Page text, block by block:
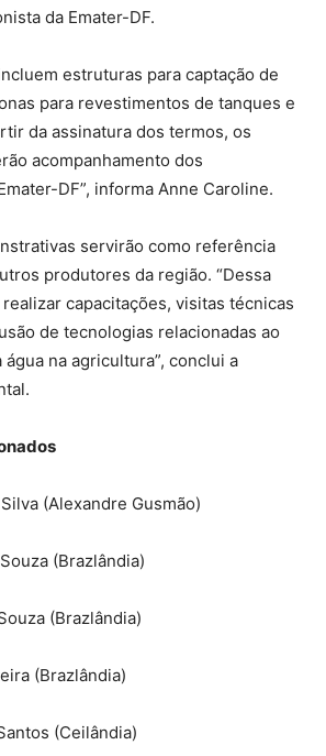
da Emater-DF.
estruturas para captação de
para revestimentos de tanques e
da assinatura dos termos, os
acompanhamento dos
DF”, informa Anne Caroline.
servirão como referência
produtores da região. “Dessa
capacitações, visitas técnicas
de tecnologias relacionadas ao
na agricultura”, conclui a
(Alexandre Gusmão)
(Brazlândia)
(Brazlândia)
(Brazlândia)
(Ceilândia)